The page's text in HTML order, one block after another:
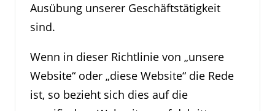
Ausübung unserer Geschäftstätigkeit
sind.
Wenn in dieser Richtlinie von „unsere
Website“ oder „diese Website“ die Rede
ist, so bezieht sich dies auf die